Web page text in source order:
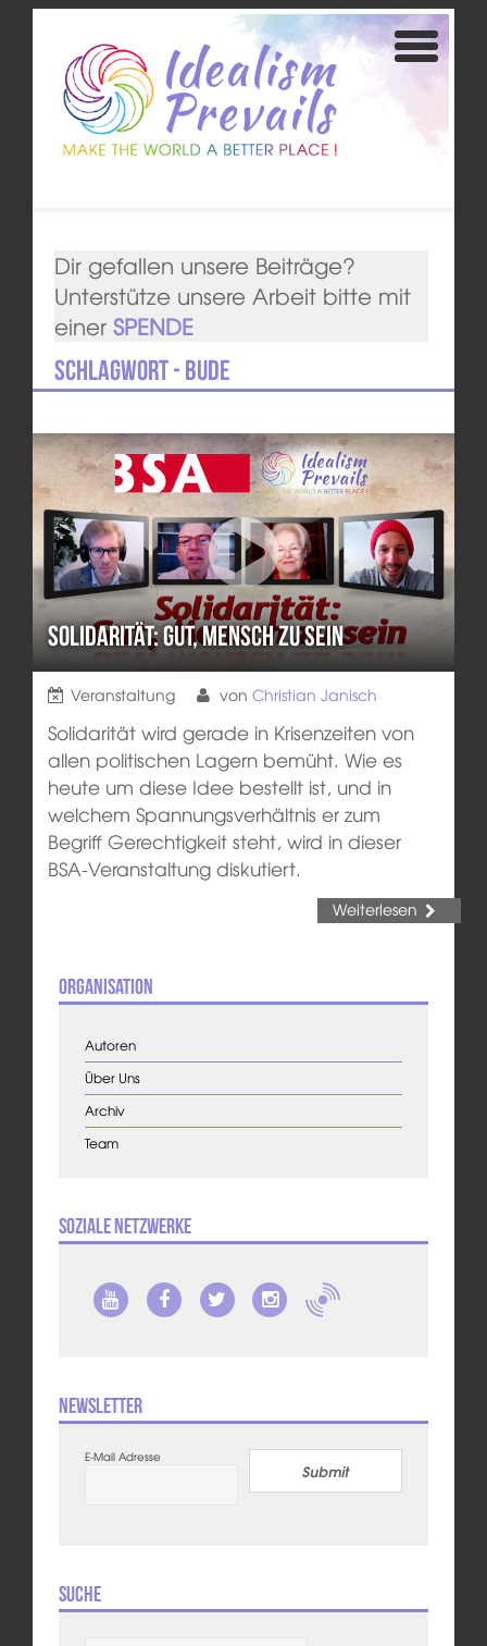
Dir gefallen unsere Beiträge?
Unterstütze unsere Arbeit bitte mit
einer SPENDE
Schlagwort - Bude
Solidarität: Gut, Mensch zu sein
Veranstaltung von Christian Janisch
Solidarität wird gerade in Krisenzeiten von
allen politischen Lagern bemüht. Wie es
heute um diese Idee bestellt ist, und in
welchem Spannungsverhältnis er zum
Begriff Gerechtigkeit steht, wird in dieser
BSA-Veranstaltung diskutiert.
Weiterlesen
Organisation
Autoren
Über Uns
Archiv
Team
Soziale Netzwerke
Newsletter
E-Mail Adresse
Submit
Suche